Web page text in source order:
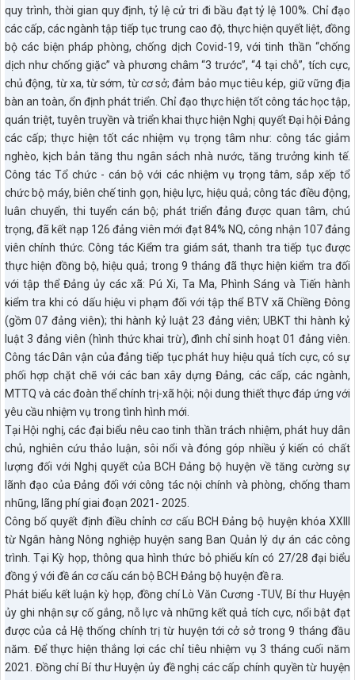
quy trình, thời gian quy định, tỷ lệ cử tri đi bầu đạt tỷ lệ 100%. Chỉ đạo
các cấp, các ngành tập tiếp tục trung cao độ, thực hiện quyết liệt, đồng
bộ các biện pháp phòng, chống dịch Covid-19, với tinh thần “chống
dịch như chống giặc” và phương châm “3 trước”, “4 tại chỗ”, tích cực,
chủ động, từ xa, từ sớm, từ cơ sở; đảm bảo mục tiêu kép, giữ vững địa
bàn an toàn, ổn định phát triển. Chỉ đạo thực hiện tốt công tác học tập,
quán triệt, tuyên truyền và triển khai thực hiện Nghị quyết Đại hội Đảng
các cấp; thực hiện tốt các nhiệm vụ trọng tâm như: công tác giảm
nghèo, kịch bản tăng thu ngân sách nhà nước, tăng trưởng kinh tế.
Công tác Tổ chức - cán bộ với các nhiệm vụ trọng tâm, sắp xếp tổ
chức bộ máy, biên chế tinh gọn, hiệu lực, hiệu quả; công tác điều động,
luân chuyển, thi tuyển cán bộ; phát triển đảng được quan tâm, chú
trọng, đã kết nạp 126 đảng viên mới đạt 84% NQ, công nhận 107 đảng
viên chính thức. Công tác Kiểm tra giám sát, thanh tra tiếp tục được
thực hiện đồng bộ, hiệu quả; trong 9 tháng đã thực hiện kiểm tra đối
với tập thể Đảng ủy các xã: Pú Xi, Ta Ma, Phình Sáng và Tiến hành
kiểm tra khi có dấu hiệu vi phạm đối với tập thể BTV xã Chiềng Đông
(gồm 07 đảng viên); thi hành kỷ luật 23 đảng viên; UBKT thi hành kỷ
luật 3 đảng viên (hình thức khai trừ), đình chỉ sinh hoạt 01 đảng viên.
Công tác Dân vận của đảng tiếp tục phát huy hiệu quả tích cực, có sự
phối hợp chặt chẽ với các ban xây dựng Đảng, các cấp, các ngành,
MTTQ và các đoàn thể chính trị-xã hội; nội dung thiết thực đáp ứng với
yêu cầu nhiệm vụ trong tình hình mới.
Tại Hội nghị, các đại biểu nêu cao tinh thần trách nhiệm, phát huy dân
chủ, nghiên cứu thảo luận, sôi nổi và đóng góp nhiều ý kiến có chất
lượng đối với Nghị quyết của BCH Đảng bộ huyện về tăng cường sự
lãnh đạo của Đảng đối với công tác nội chính và phòng, chống tham
nhũng, lãng phí giai đoạn 2021- 2025.
Công bố quyết định điều chỉnh cơ cấu BCH Đảng bộ huyện khóa XXIII
từ Ngân hàng Nông nghiệp huyện sang Ban Quản lý dự án các công
trình. Tại Kỳ họp, thông qua hình thức bỏ phiếu kín có 27/28 đại biểu
đồng ý với đề án cơ cấu cán bộ BCH Đảng bộ huyện đề ra.
Phát biểu kết luận kỳ họp, đồng chí Lò Văn Cương -TUV, Bí thư Huyện
ủy ghi nhận sự cố gắng, nỗ lực và những kết quả tích cực, nổi bật đạt
được của cả Hệ thống chính trị từ huyện tới cở sở trong 9 tháng đầu
năm. Để thực hiện thắng lợi các chỉ tiêu nhiệm vụ 3 tháng cuối năm
2021. Đồng chí Bí thư Huyện ủy đề nghị các cấp chính quyền từ huyện